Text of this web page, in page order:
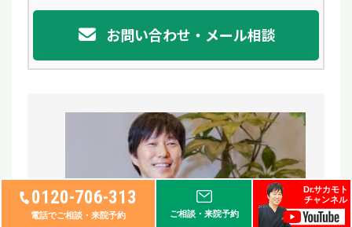
0120-706-313
電話でご相談・来院予約 ご相談・来院予約
Dr.サカモト
チャンネル
お問い合わせ・メール相談